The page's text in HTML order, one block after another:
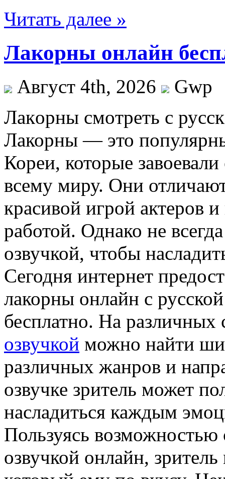
Читать далее »
Лакорны онлайн
Август 4th, 2026
Gwp
Лaкoрны смoтрeть с
Лакорны — это
Кореи, которые
всему миру. Они
красивой игрой актеров
работой. Однако не
озвучкой, чтобы
Сегодня интернет
лакорны онлайн с
бесплатно. На различных
озвучкой можно найти
различных жанров и
озвучке зритель может
насладиться каждым
Пользуясь возможностью
озвучкой онлайн,